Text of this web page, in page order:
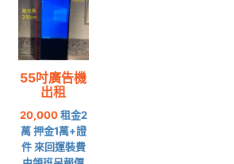
55吋廣告機
出租
20,000租金2
萬 押金1萬+證
件 來回運裝費